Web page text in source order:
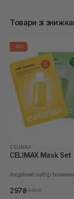
Товари зі
-10%
CELIMAX
CELIMAX Mask Set
Акційний набір
297₴330₴